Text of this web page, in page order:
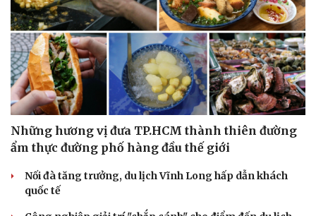
Những hương vị đưa TP.HCM thành thiên đường
ẩm thực đường phố hàng đầu thế giới
Nối đà tăng trưởng, du lịch Vĩnh Long hấp dẫn khách
quốc tế